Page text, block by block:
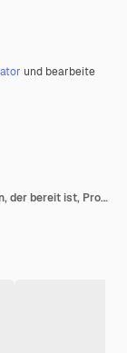
und bearbeite
Sicht auf einen Klempner-Werkzeugkasten, der bereit ist, Probleme im Badezimmer zu beheben